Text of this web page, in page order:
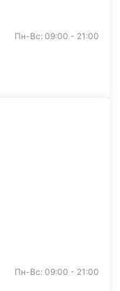
Пн-Вс: 09:00 - 21:00
Пн-Вс: 09:00 - 21:00